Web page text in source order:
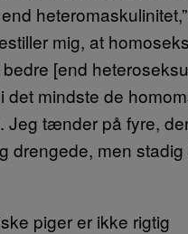
mig, at
[end
det mindste de
Jeg tænder på fyre,
drengede, men stadig
piger er ikke rigtig